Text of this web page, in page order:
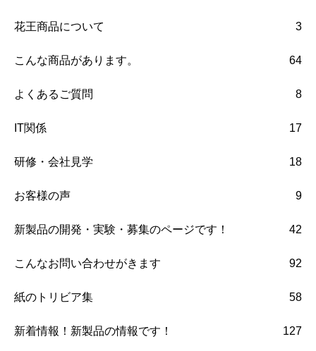
花王商品について 3
こんな商品があります。 64
よくあるご質問 8
IT関係 17
研修・会社見学 18
お客様の声 9
新製品の開発・実験・募集のページです！ 42
こんなお問い合わせがきます 92
紙のトリビア集 58
新着情報！新製品の情報です！ 127